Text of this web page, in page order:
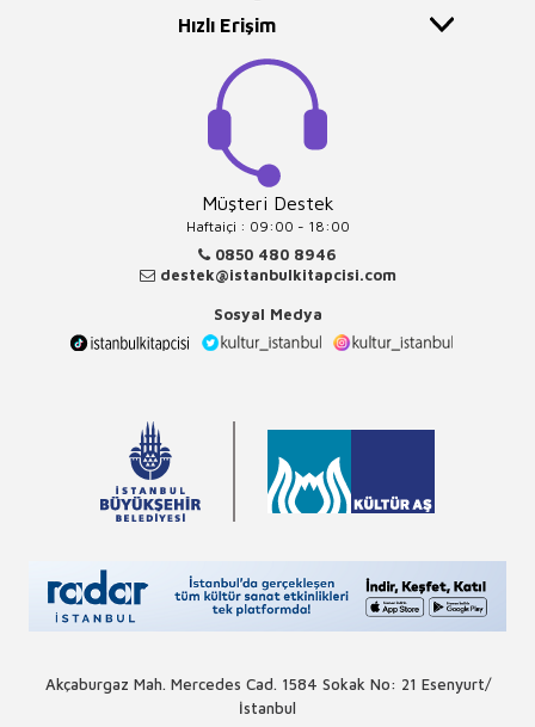
Hızlı Erişim
Müşteri Destek
Haftaiçi : 09:00 - 18:00
0850 480 8946
destek@istanbulkitapcisi.com
Sosyal Medya
Akçaburgaz Mah. Mercedes Cad. 1584 Sokak No: 21 Esenyurt/
İstanbul